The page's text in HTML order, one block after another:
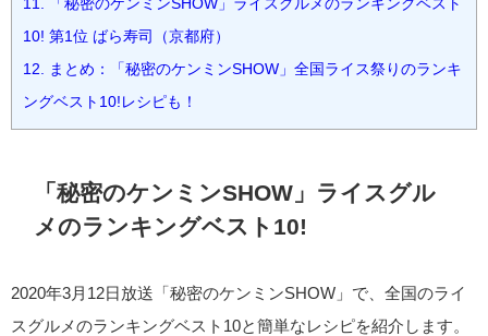
11. 「秘密のケンミンSHOW」ライスグルメのランキングベスト
10! 第1位 ばら寿司（京都府）
12. まとめ：「秘密のケンミンSHOW」全国ライス祭りのランキ
ングベスト10!レシピも！
「秘密のケンミンSHOW」ライスグル
メのランキングベスト10!
2020年3月12日放送「秘密のケンミンSHOW」で、全国のライ
スグルメのランキングベスト10と簡単なレシピを紹介します。